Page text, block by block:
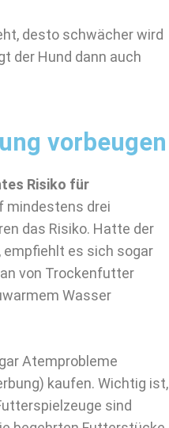
desto schwächer wird
der Hund dann auch
vorbeugen
Risiko für
mindestens drei
das Risiko. Hatte der
empfiehlt es sich sogar
von Trockenfutter
Wasser
Atemprobleme
kaufen. Wichtig ist,
sind